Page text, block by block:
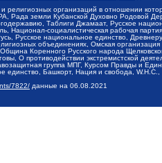
организаций в отношении
Рада земли Кубанской Духовно Родовой
Таблиги Джамаат, Русское
Национал-социалистическая рабочая
Русское национальное единство,
объединениях, Омская
Коренного Русского народа
О противодействии экстремистской
группа МПГ, Курсом Правды и
единство, Башкорт, Нация и свобода,
7822/ данные на 06.08.2021